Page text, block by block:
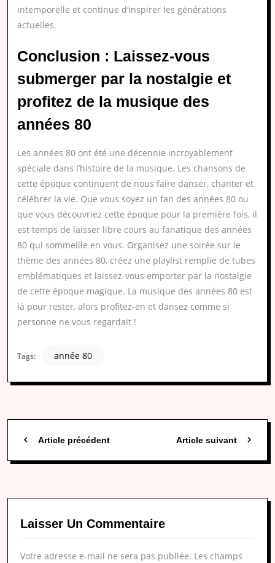
intemporelle et continue d’inspirer les générations
actuelles.
Conclusion : Laissez-vous
submerger par la nostalgie et
profitez de la musique des
années 80
Les années 80 ont été une décennie incroyablement
spéciale dans l’histoire de la musique. Les chansons de
cette époque continuent de nous faire danser, chanter et
célébrer la vie. Que vous soyez un fan des années 80 ou
que vous découvriez cette époque pour la première fois, il
est temps de laisser libre cours au fanatique des années
80 qui sommeille en vous. Organisez une soirée sur le
thème des années 80, créez une playlist remplie de tubes
emblématiques et laissez-vous emporter par la nostalgie
de cette époque magique. La musique des années 80 est
là pour rester, alors profitez-en et dansez comme si
personne ne vous regardait !
Tags: année 80
Article précédent Article suivant
Laisser Un Commentaire
Votre adresse e-mail ne sera pas publiée. Les champs